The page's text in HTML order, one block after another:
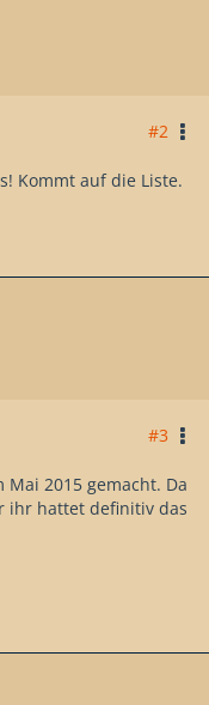
#2
Kommt auf die Liste.
#3
2015 gemacht. Da
ihr hattet definitiv das